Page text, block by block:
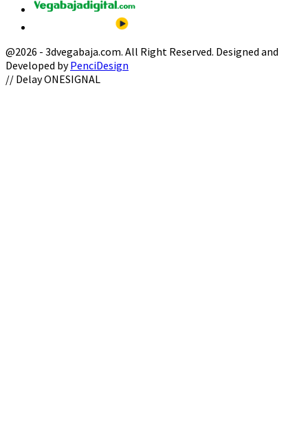
@2026 - 3dvegabaja.com. All Right Reserved. Designed and
Developed byPenciDesign
Facebook
Twitter
Instagram
Youtube
Email
// Delay ONESIGNAL